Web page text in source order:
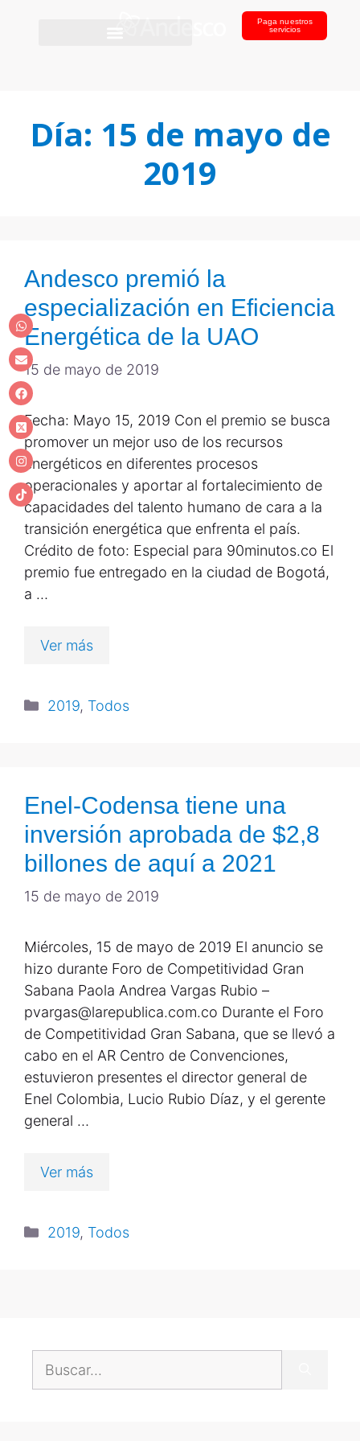
Paga nuestros
servicios
Día: 15 de mayo de
2019
Andesco premió la
especialización en Eficiencia
Energética de la UAO
15 de mayo de 2019
Fecha: Mayo 15, 2019 Con el premio se busca
promover un mejor uso de los recursos
energéticos en diferentes procesos
operacionales y aportar al fortalecimiento de
capacidades del talento humano de cara a la
transición energética que enfrenta el país.
Crédito de foto: Especial para 90minutos.co El
premio fue entregado en la ciudad de Bogotá,
a …
Ver más
2019, Todos
Enel-Codensa tiene una
inversión aprobada de $2,8
billones de aquí a 2021
15 de mayo de 2019
Miércoles, 15 de mayo de 2019 El anuncio se
hizo durante Foro de Competitividad Gran
Sabana Paola Andrea Vargas Rubio –
pvargas@larepublica.com.co Durante el Foro
de Competitividad Gran Sabana, que se llevó a
cabo en el AR Centro de Convenciones,
estuvieron presentes el director general de
Enel Colombia, Lucio Rubio Díaz, y el gerente
general …
Ver más
2019, Todos